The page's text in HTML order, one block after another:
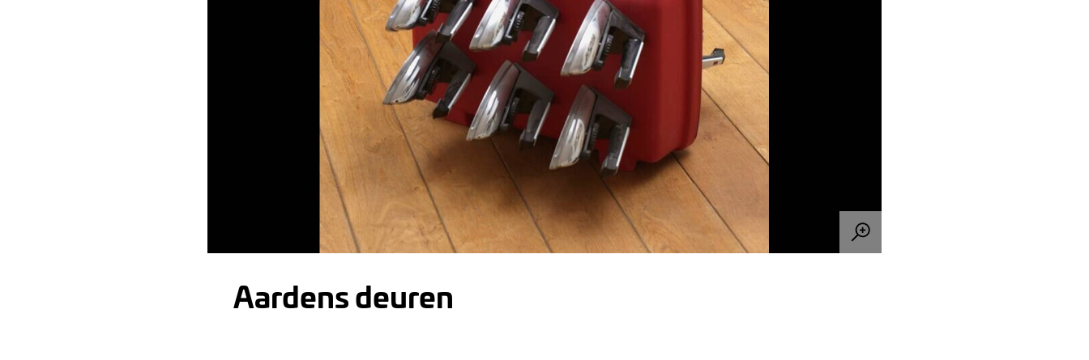
Aardens deuren